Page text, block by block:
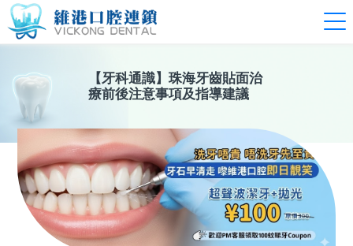
【 牙科通識】 珠海牙齒貼面治
療前後注意事項及指導建議